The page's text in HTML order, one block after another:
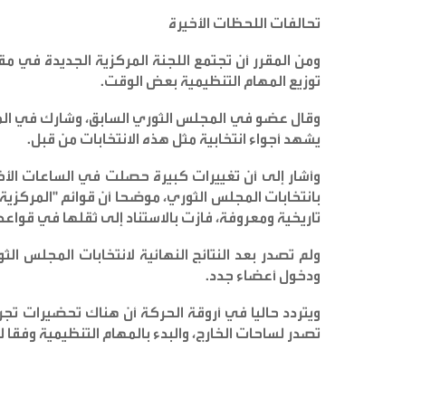
تحالفات اللحظات الأخيرة
ومن المقرر أن تجتمع اللجنة المركزية الجديدة في
توزيع المهام التنظيمية بعض الوقت.
وقال عضو في المجلس الثوري السابق، وشارك في
يشهد أجواء انتخابية مثل هذه الانتخابات من قبل.
وأشار إلى أن تغييرات كبيرة حصلت في الساعات
بانتخابات المجلس الثوري، موضحا أن قوائم
تاريخية ومعروفة، فازت بالاستناد إلى ثقلها في
ولم تصدر بعد النتائج النهائية لانتخابات
ودخول أعضاء جدد.
ويتردد حاليا في أروقة الحركة أن هناك تحضيرات
تصدر لساحات الخارج، والبدء بالمهام التنظيمية